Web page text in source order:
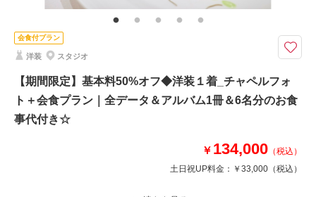
ャペル装花、スマホ撮影OK、撮影アイテム持ち込みOK、専任アテンド
【2026年9月までの撮影限定】基本料金50%OFF・平日試着で衣装ランクア
ップ30%OFF
＊基本料50%オフ・衣装ランクアップ50%オフ
このプランで撮影可能な撮影レポート
2025年10月17日
小さな結婚式 （新潟）
会食付プラン
洋装 スタジオ
【期間限定】基本料50%オフ◆洋装１着_チャペルフォ
ト＋会食プラン｜全データ＆アルバム1冊＆6名分のお食
事代付き☆
￥ 134,000 （税込）
土日祝UP料金： ￥33,000 （税込）